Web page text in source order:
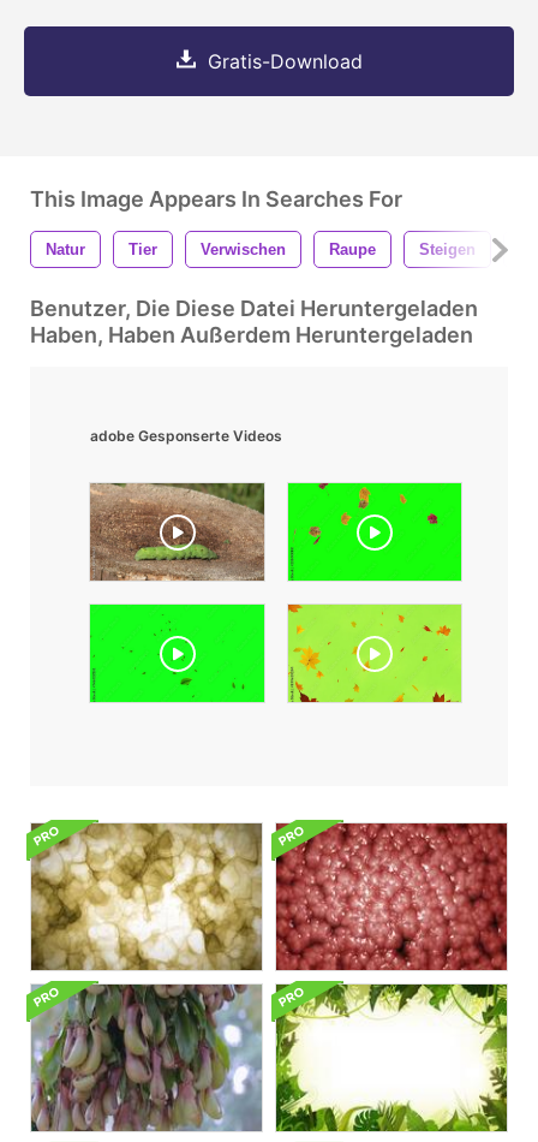
Gratis-Download
This Image Appears In Searches For
Natur Tier Verwischen Raupe Steigen
Benutzer, Die Diese Datei Heruntergeladen
Haben, Haben Außerdem Heruntergeladen
adobe Gesponserte Videos